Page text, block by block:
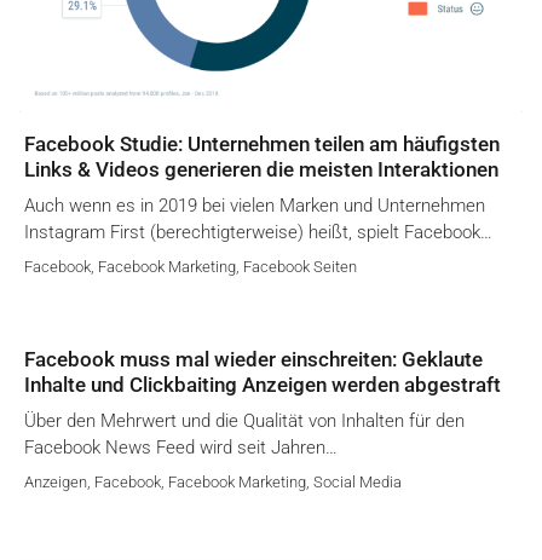
Facebook Studie: Unternehmen teilen am häufigsten
Links & Videos generieren die meisten Interaktionen
Auch wenn es in 2019 bei vielen Marken und Unternehmen
Instagram First (berechtigterweise) heißt, spielt Facebook…
Facebook Facebook Marketing Facebook Seiten
Facebook muss mal wieder einschreiten: Geklaute
Inhalte und Clickbaiting Anzeigen werden abgestraft
Über den Mehrwert und die Qualität von Inhalten für den
Facebook News Feed wird seit Jahren…
Anzeigen Facebook Facebook Marketing Social Media